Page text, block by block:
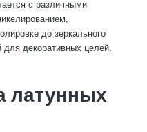
с различными
до зеркального
для декоративных целей.
латунных